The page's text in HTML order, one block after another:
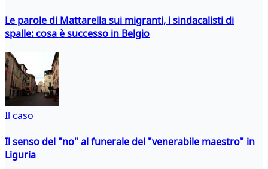
Le parole di Mattarella sui migranti, i sindacalisti di
spalle: cosa è successo in Belgio
Il caso
Il senso del "no" al funerale del "venerabile maestro" in
Liguria